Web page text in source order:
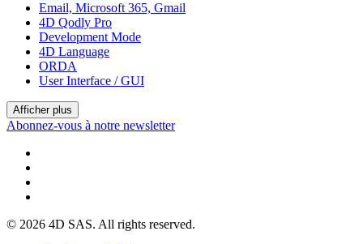
Email, Microsoft 365, Gmail
4D Qodly Pro
Development Mode
4D Language
ORDA
User Interface / GUI
Afficher plus
Abonnez-vous à notre newsletter
© 2026 4D SAS. All rights reserved.